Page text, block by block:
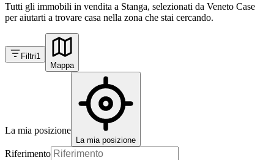
Tutti gli immobili in vendita a Stanga, selezionati da Veneto Case
per aiutarti a trovare casa nella zona che stai cercando.
Filtri1
Mappa
La mia posizione
La mia posizione
Riferimento